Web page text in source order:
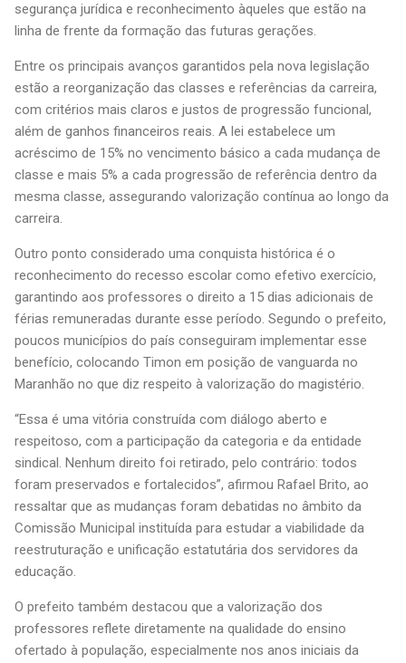
segurança jurídica e reconhecimento àqueles que estão na
linha de frente da formação das futuras gerações.
Entre os principais avanços garantidos pela nova legislação
estão a reorganização das classes e referências da carreira,
com critérios mais claros e justos de progressão funcional,
além de ganhos financeiros reais. A lei estabelece um
acréscimo de 15% no vencimento básico a cada mudança de
classe e mais 5% a cada progressão de referência dentro da
mesma classe, assegurando valorização contínua ao longo da
carreira.
Outro ponto considerado uma conquista histórica é o
reconhecimento do recesso escolar como efetivo exercício,
garantindo aos professores o direito a 15 dias adicionais de
férias remuneradas durante esse período. Segundo o prefeito,
poucos municípios do país conseguiram implementar esse
benefício, colocando Timon em posição de vanguarda no
Maranhão no que diz respeito à valorização do magistério.
“Essa é uma vitória construída com diálogo aberto e
respeitoso, com a participação da categoria e da entidade
sindical. Nenhum direito foi retirado, pelo contrário: todos
foram preservados e fortalecidos”, afirmou Rafael Brito, ao
ressaltar que as mudanças foram debatidas no âmbito da
Comissão Municipal instituída para estudar a viabilidade da
reestruturação e unificação estatutária dos servidores da
educação.
O prefeito também destacou que a valorização dos
professores reflete diretamente na qualidade do ensino
ofertado à população, especialmente nos anos iniciais da